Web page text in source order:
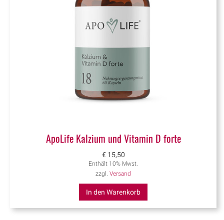
ApoLife Kalzium und Vitamin D forte
€ 15,50
Enthält 10% Mwst.
zzgl. Versand
In den Warenkorb